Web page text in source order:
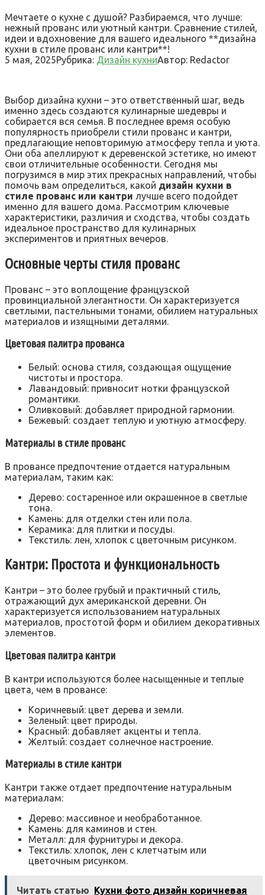
Мечтаете о кухне с душой? Разбираемся, что лучше:
нежный прованс или уютный кантри. Сравнение стилей,
идеи и вдохновение для вашего идеального **дизайна
кухни в стиле прованс или кантри**!
5 мая, 2025Рубрика: Дизайн кухниАвтор: Redactor
Выбор дизайна кухни – это ответственный шаг, ведь
именно здесь создаются кулинарные шедевры и
собирается вся семья. В последнее время особую
популярность приобрели стили прованс и кантри,
предлагающие неповторимую атмосферу тепла и уюта.
Они оба апеллируют к деревенской эстетике, но имеют
свои отличительные особенности. Сегодня мы
погрузимся в мир этих прекрасных направлений, чтобы
помочь вам определиться, какой дизайн кухни в
стиле прованс или кантри лучше всего подойдет
именно для вашего дома. Рассмотрим ключевые
характеристики, различия и сходства, чтобы создать
идеальное пространство для кулинарных
экспериментов и приятных вечеров.
Основные черты стиля прованс
Прованс – это воплощение французской
провинциальной элегантности. Он характеризуется
светлыми, пастельными тонами, обилием натуральных
материалов и изящными деталями.
Цветовая палитра прованса
Белый: основа стиля, создающая ощущение
чистоты и простора.
Лавандовый: привносит нотки французской
романтики.
Оливковый: добавляет природной гармонии.
Бежевый: создает теплую и уютную атмосферу.
Материалы в стиле прованс
В провансе предпочтение отдается натуральным
материалам, таким как:
Дерево: состаренное или окрашенное в светлые
тона.
Камень: для отделки стен или пола.
Керамика: для плитки и посуды.
Текстиль: лен, хлопок с цветочным рисунком.
Кантри: Простота и функциональность
Кантри – это более грубый и практичный стиль,
отражающий дух американской деревни. Он
характеризуется использованием натуральных
материалов, простотой форм и обилием декоративных
элементов.
Цветовая палитра кантри
В кантри используются более насыщенные и теплые
цвета, чем в провансе:
Коричневый: цвет дерева и земли.
Зеленый: цвет природы.
Красный: добавляет акценты и тепла.
Желтый: создает солнечное настроение.
Материалы в стиле кантри
Кантри также отдает предпочтение натуральным
материалам:
Дерево: массивное и необработанное.
Камень: для каминов и стен.
Металл: для фурнитуры и декора.
Текстиль: хлопок, лен с клетчатым или
цветочным рисунком.
Читать статью Кухни фото дизайн коричневая